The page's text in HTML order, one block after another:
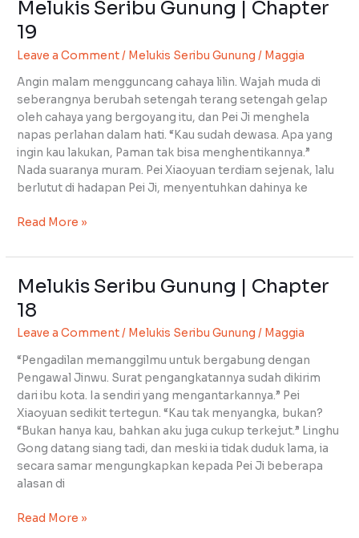
Melukis Seribu Gunung | Chapter
19
Leave a Comment/ Melukis Seribu Gunung / Maggia
Angin malam mengguncang cahaya lilin. Wajah muda di
seberangnya berubah setengah terang setengah gelap
oleh cahaya yang bergoyang itu, dan Pei Ji menghela
napas perlahan dalam hati. “Kau sudah dewasa. Apa yang
ingin kau lakukan, Paman tak bisa menghentikannya.”
Nada suaranya muram. Pei Xiaoyuan terdiam sejenak, lalu
berlutut di hadapan Pei Ji, menyentuhkan dahinya ke
Melukis
Gunung
|
Chapter
Read More »
Melukis Seribu Gunung | Chapter
18
Leave a Comment/ Melukis Seribu Gunung / Maggia
“Pengadilan memanggilmu untuk bergabung dengan
Pengawal Jinwu. Surat pengangkatannya sudah dikirim
dari ibu kota. Ia sendiri yang mengantarkannya.” Pei
Xiaoyuan sedikit tertegun. “Kau tak menyangka, bukan?
“Bukan hanya kau, bahkan aku juga cukup terkejut.” Linghu
Gong datang siang tadi, dan meski ia tidak duduk lama, ia
secara samar mengungkapkan kepada Pei Ji beberapa
alasan di
Melukis
Gunung
|
Chapter
18
Read More »